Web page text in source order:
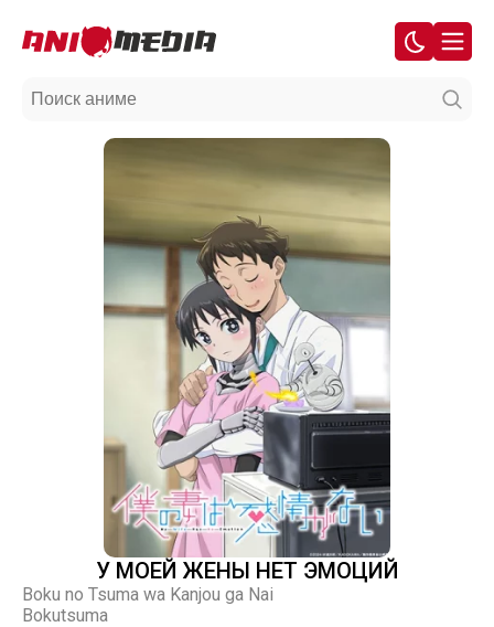
У МОЕЙ ЖЕНЫ НЕТ ЭМОЦИЙ
Boku no Tsuma wa Kanjou ga Nai
Bokutsuma